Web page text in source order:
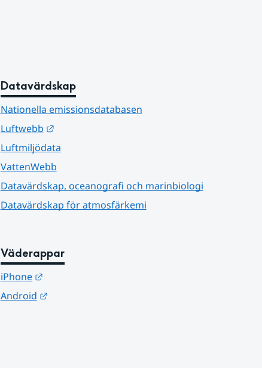
Datavärdskap
Nationella emissionsdatabasen
Luftwebb
Länk till annan webbplats.
Luftmiljödata
VattenWebb
Datavärdskap, oceanografi och marinbiologi
Datavärdskap för atmosfärkemi
Väderappar
iPhone
Länk till annan webbplats.
Android
Länk till annan webbplats.